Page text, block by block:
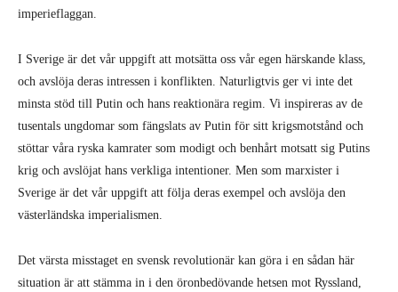
imperieflaggan.
I Sverige är det vår uppgift att motsätta oss vår egen härskande klass,
och avslöja deras intressen i konflikten. Naturligtvis ger vi inte det
minsta stöd till Putin och hans reaktionära regim. Vi inspireras av de
tusentals ungdomar som fängslats av Putin för sitt krigsmotstånd och
stöttar våra ryska kamrater som modigt och benhårt motsatt sig Putins
krig och avslöjat hans verkliga intentioner. Men som marxister i
Sverige är det vår uppgift att följa deras exempel och avslöja den
västerländska imperialismen.
Det värsta misstaget en svensk revolutionär kan göra i en sådan här
situation är att stämma in i den öronbedövande hetsen mot Ryssland,